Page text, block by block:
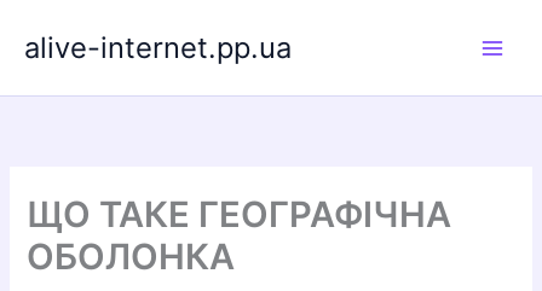
alive-internet.pp.ua
ЩО ТАКЕ ГЕОГРАФІЧНА
ОБОЛОНКА